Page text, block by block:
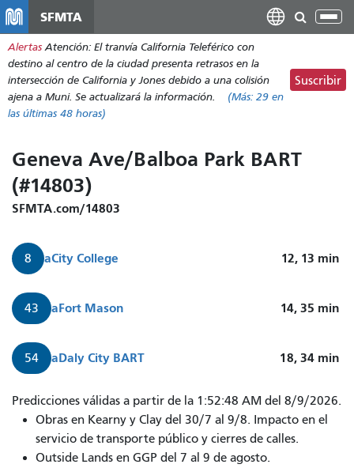
contenido
principal
SFMTA
Alertas Atención: El tranvía California Teleférico con
destino al centro de la ciudad presenta retrasos en la
intersección de California y Jones debido a una colisión
ajena a Muni. Se actualizará la información.
(Más: 29 en
las últimas 48 horas)
Suscribir
Geneva Ave/Balboa Park BART
(#14803)
SFMTA.com/14803
8 aCity College 12, 13 min
43 aFort Mason 14, 35 min
54 aDaly City BART 18, 34 min
Predicciones válidas a partir de la 1:52:48 AM del 8/9/2026.
Obras en Kearny y Clay del 30/7 al 9/8. Impacto en el
servicio de transporte público y cierres de calles.
Outside Lands en GGP del 7 al 9 de agosto.